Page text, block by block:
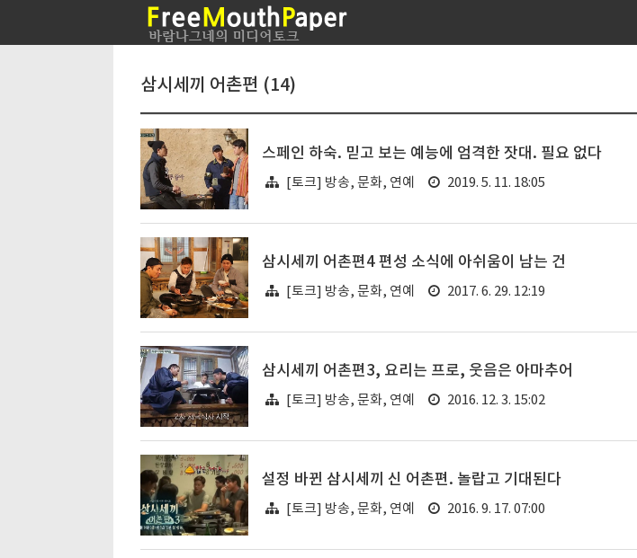
삼시세끼 어촌편 (14)
스페인 하숙. 믿고 보는 예능에 엄격한 잣대. 필요 없다
[토크] 방송, 문화, 연예 2019. 5. 11. 18:05
삼시세끼 어촌편4 편성 소식에 아쉬움이 남는 건
[토크] 방송, 문화, 연예 2017. 6. 29. 12:19
삼시세끼 어촌편3, 요리는 프로, 웃음은 아마추어
[토크] 방송, 문화, 연예 2016. 12. 3. 15:02
설정 바뀐 삼시세끼 신 어촌편. 놀랍고 기대된다
[토크] 방송, 문화, 연예 2016. 9. 17. 07:00